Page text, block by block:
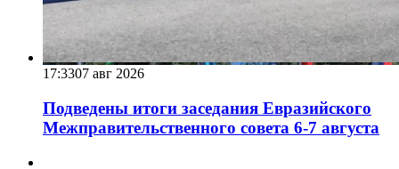
17:3307 авг 2026
Подведены итоги заседания Евразийского
Межправительственного совета 6-7 августа